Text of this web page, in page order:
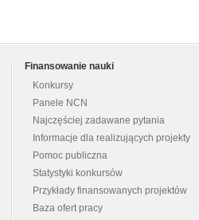
Finansowanie nauki
Konkursy
Panele NCN
Najczęściej zadawane pytania
Informacje dla realizujących projekty
Pomoc publiczna
Statystyki konkursów
Przykłady finansowanych projektów
Baza ofert pracy